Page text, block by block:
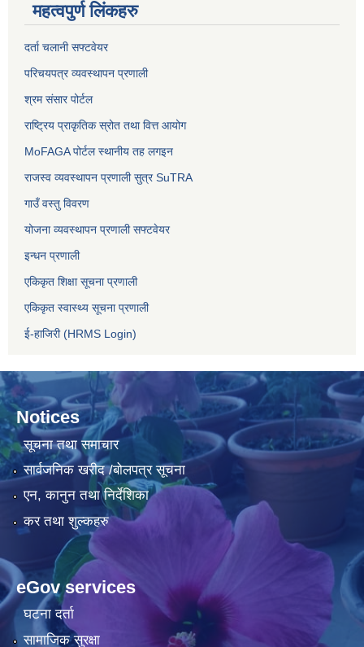
महत्वपुर्ण लिंकहरु
दर्ता चलानी सफ्टवेयर
परिचयपत्र व्यवस्थापन प्रणाली
श्रम संसार पोर्टल
राष्ट्रिय प्राकृतिक स्रोत तथा वित्त आयोग
MoFAGA पोर्टल स्थानीय तह लगइन
राजस्व व्यवस्थापन प्रणाली सुत्र SuTRA
गाउँ वस्तु विवरण
योजना व्यवस्थापन प्रणाली सफ्टवेयर
इन्धन प्रणाली
एकिकृत शिक्षा सूचना प्रणाली
एकिकृत स्वास्थ्य सूचना प्रणाली
ई-हाजिरी (HRMS Login)
Notices
सूचना तथा समाचार
सार्वजनिक खरीद /बोलपत्र सूचना
एन, कानुन तथा निर्देशिका
कर तथा शुल्कहरु
eGov services
घटना दर्ता
सामाजिक सुरक्षा